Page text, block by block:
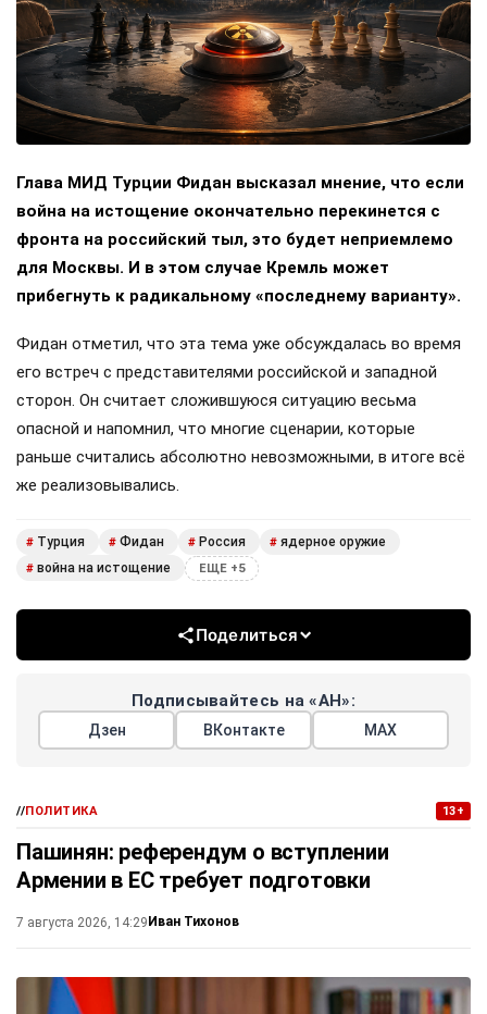
Глава МИД Турции Фидан высказал мнение, что если
война на истощение окончательно перекинется с
фронта на российский тыл, это будет неприемлемо
для Москвы. И в этом случае Кремль может
прибегнуть к радикальному «последнему варианту».
Фидан отметил, что эта тема уже обсуждалась во время
его встреч с представителями российской и западной
сторон. Он считает сложившуюся ситуацию весьма
опасной и напомнил, что многие сценарии, которые
раньше считались абсолютно невозможными, в итоге всё
же реализовывались.
# Турция # Фидан # Россия # ядерное оружие
# война на истощение ЕЩЕ +5
Поделиться
Подписывайтесь на «АН»:
Дзен ВКонтакте МАХ
//ПОЛИТИКА 13+
Пашинян: референдум о вступлении
Армении в ЕС требует подготовки
7 августа 2026, 14:29 Иван Тихонов